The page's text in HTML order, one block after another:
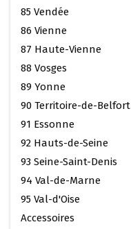
85 Vendée
86 Vienne
87 Haute-Vienne
88 Vosges
89 Yonne
90 Territoire-de-Belfort
91 Essonne
92 Hauts-de-Seine
93 Seine-Saint-Denis
94 Val-de-Marne
95 Val-d'Oise
Accessoires